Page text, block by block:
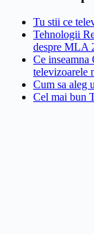
Tu stii ce
Tehnologii
despre MLA
Ce
televizoarele
Cum sa aleg
Cel mai bun